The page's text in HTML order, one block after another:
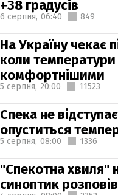
+38 градусів
6 серпня, 06:40 849
На Україну чекає
коли температури
комфортнішими
5 серпня, 20:00 11523
Спека не
опуститься
5 серпня, 08:00 1336
"Спекотна хвиля"
синоптик